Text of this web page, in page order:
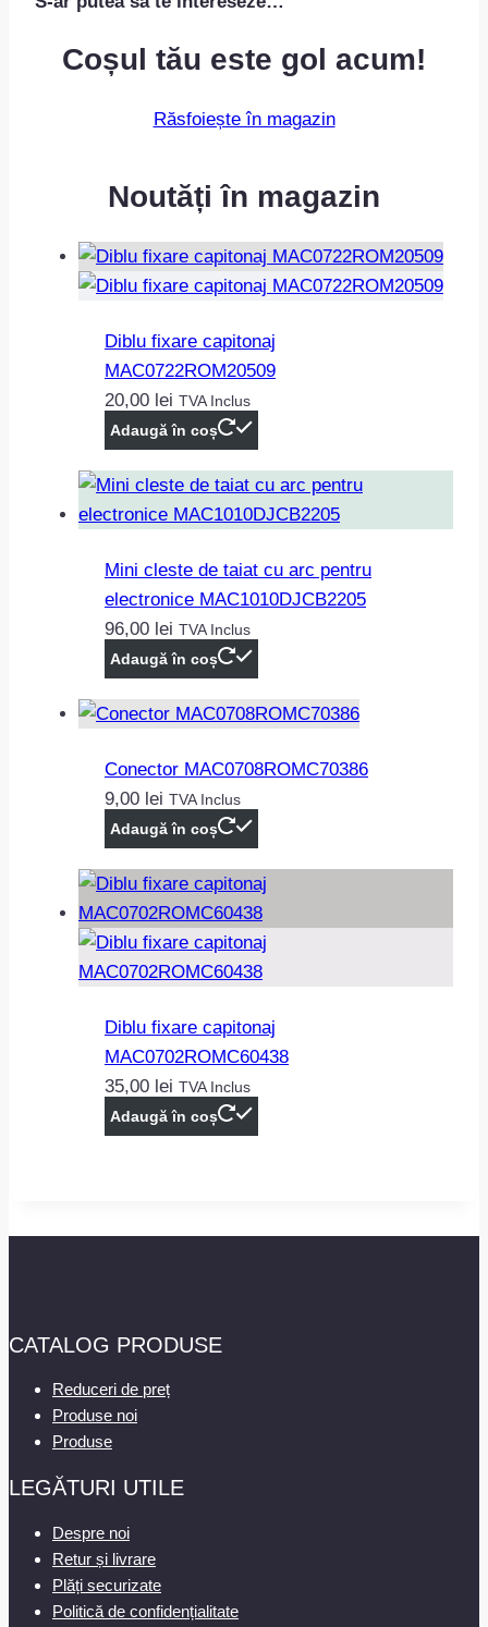
Coșul tău este gol acum!
Răsfoiește în magazin
Noutăți în magazin
Diblu fixare capitonaj
MAC0722ROM20509
20,00 lei TVA Inclus
Adaugă în coș
Mini cleste de taiat cu arc pentru
electronice MAC1010DJCB2205
96,00 lei TVA Inclus
Adaugă în coș
Conector MAC0708ROMC70386
9,00 lei TVA Inclus
Adaugă în coș
Diblu fixare capitonaj
MAC0702ROMC60438
35,00 lei TVA Inclus
Adaugă în coș
CATALOG PRODUSE
Reduceri de preț
Produse noi
Produse
LEGĂTURI UTILE
Despre noi
Retur și livrare
Plăți securizate
Politică de confidențialitate